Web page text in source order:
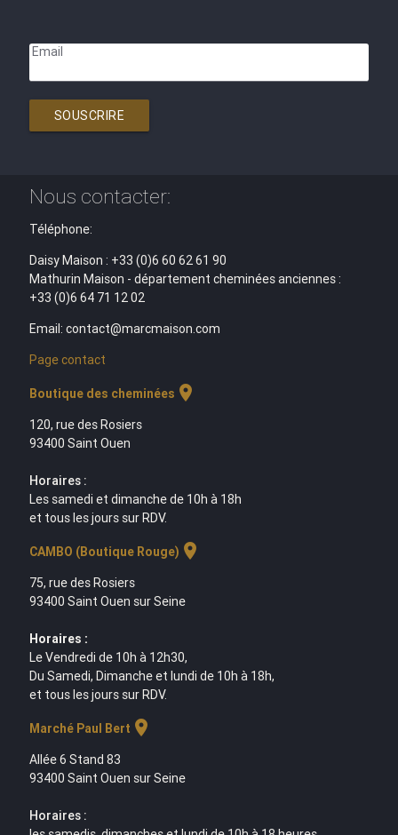
Email
SOUSCRIRE
Nous contacter:
Téléphone:
Daisy Maison : +33 (0)6 60 62 61 90
Mathurin Maison - département cheminées anciennes :
+33 (0)6 64 71 12 02
Email: contact@marcmaison.com
Page contact
Boutique des cheminées location_on
120, rue des Rosiers
93400 Saint Ouen
Horaires :
Les samedi et dimanche de 10h à 18h
et tous les jours sur RDV.
CAMBO (Boutique Rouge) location_on
75, rue des Rosiers
93400 Saint Ouen sur Seine
Horaires :
Le Vendredi de 10h à 12h30,
Du Samedi, Dimanche et lundi de 10h à 18h,
et tous les jours sur RDV.
Marché Paul Bert location_on
Allée 6 Stand 83
93400 Saint Ouen sur Seine
Horaires :